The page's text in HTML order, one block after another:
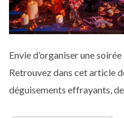
Envie d’organiser une
Retrouvez dans cet article
déguisements effrayants,